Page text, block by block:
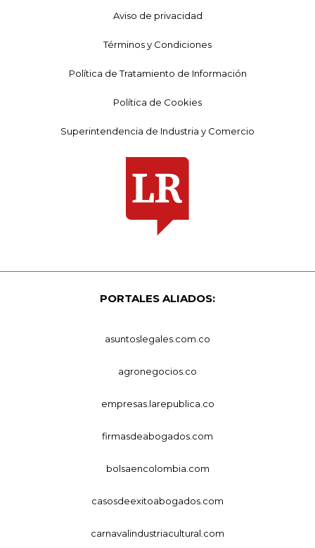
Aviso de privacidad
Términos y Condiciones
Política de Tratamiento de Información
Política de Cookies
Superintendencia de Industria y Comercio
PORTALES ALIADOS:
asuntoslegales.com.co
agronegocios.co
empresas.larepublica.co
firmasdeabogados.com
bolsaencolombia.com
casosdeexitoabogados.com
carnavalindustriacultural.com